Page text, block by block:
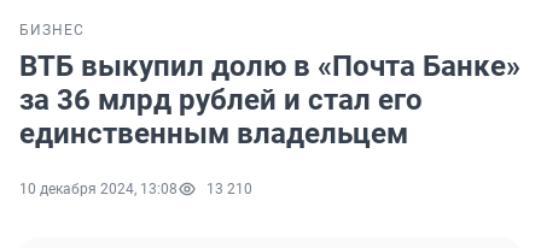
БИЗНЕС
ВТБ выкупил долю в «Почта Банке»
за 36 млрд рублей и стал его
единственным владельцем
10 декабря 2024, 13:08 13 210